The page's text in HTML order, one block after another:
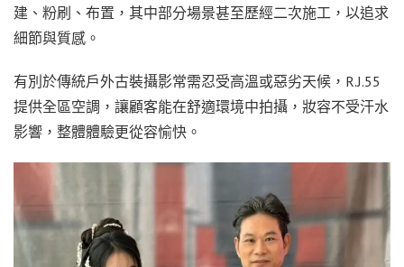
建、粉刷、布置，其中部分場景甚至歷經二次施工，以追求
細節與質感。
有別於傳統戶外古裝攝影常需忍受高溫或惡劣天候，R.J.55
提供全區空調，讓顧客能在舒適環境中拍攝，妝容不受汗水
影響，整體體驗更從容愉快。